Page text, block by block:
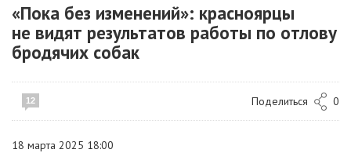
«Пока без изменений»: красноярцы
не видят результатов работы по отлову
бродячих собак
12 Поделиться 0
18 марта 2025 18:00